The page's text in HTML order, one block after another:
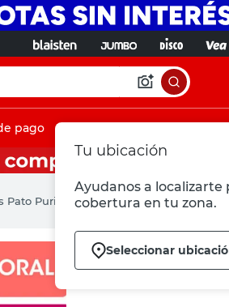
Tu ubicación
Ayudanos a
cobertura en tu zona.
Seleccionar
pago
Pato Purific